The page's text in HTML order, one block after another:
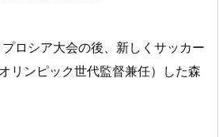
ロシア大会の後、新しくサッカー
リンピック世代監督兼任）した森